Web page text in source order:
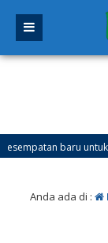
baru untuk
Ganjil Mulai
Anda ada di :